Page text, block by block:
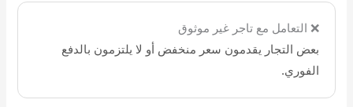
❌ التعامل مع تاجر غير موثوق
بعض التجار يقدمون سعر منخفض أو لا يلتزمون بالدفع
الفوري.